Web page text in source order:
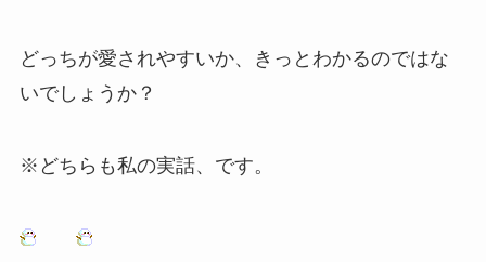
どっちが愛されやすいか、きっとわかるのではな
いでしょうか？
※どちらも私の実話、です。